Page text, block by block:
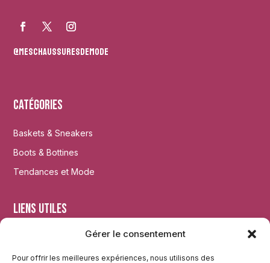
Gérer le consentement
Pour offrir les meilleures expériences, nous utilisons des
@meschaussuresdemode
Catégories
Baskets & Sneakers
Boots & Bottines
Tendances et Mode
Liens utiles
Mentions légales